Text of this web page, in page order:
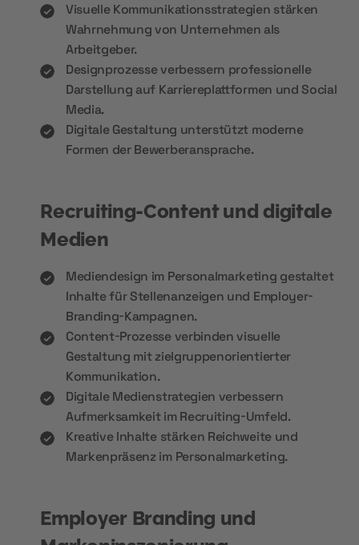
Visuelle Kommunikationsstrategien stärken
Wahrnehmung von Unternehmen als
Arbeitgeber.
Designprozesse verbessern professionelle
Darstellung auf Karriereplattformen und Social
Media.
Digitale Gestaltung unterstützt moderne
Formen der Bewerberansprache.
Recruiting-Content und digitale
Medien
Mediendesign im Personalmarketing gestaltet
Inhalte für Stellenanzeigen und Employer-
Branding-Kampagnen.
Content-Prozesse verbinden visuelle
Gestaltung mit zielgruppenorientierter
Kommunikation.
Digitale Medienstrategien verbessern
Aufmerksamkeit im Recruiting-Umfeld.
Kreative Inhalte stärken Reichweite und
Markenpräsenz im Personalmarketing.
Employer Branding und